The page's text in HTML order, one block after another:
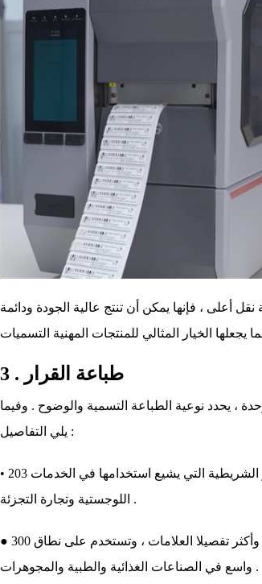
أعلى ، فإنها يمكن أن تنتج عالية الجودة ودائمة
3 . طباعة القرار
، يحدد نوعية الطباعة التسمية والوضوح . وفيما
يلي التفاصيل :
• 203 إدارة شؤون الإعلام : مناسبة للنصوص الموحدة والرموز الشريطية التي يشيع استخدامها في الخدمات
اللوجستية وتجارة التجزئة .
● 300 إدارة شؤون الإعلام : توفير أفضل نوعية أصغر رمز شريط وأكثر تفصيلا العلامات ، وتستخدم على نطاق
واسع في الصناعات الغذائية والطبية والمجوهرات .